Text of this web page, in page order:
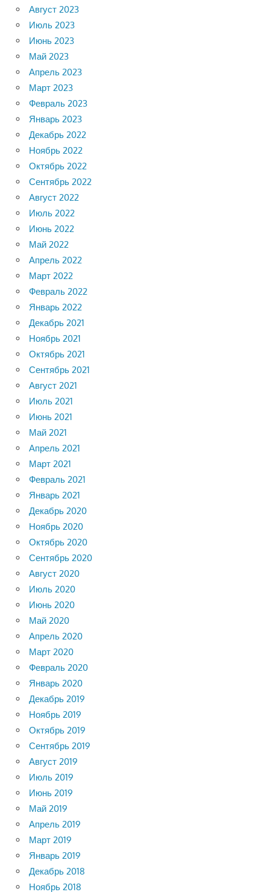
Август 2023
Июль 2023
Июнь 2023
Май 2023
Апрель 2023
Март 2023
Февраль 2023
Январь 2023
Декабрь 2022
Ноябрь 2022
Октябрь 2022
Сентябрь 2022
Август 2022
Июль 2022
Июнь 2022
Май 2022
Апрель 2022
Март 2022
Февраль 2022
Январь 2022
Декабрь 2021
Ноябрь 2021
Октябрь 2021
Сентябрь 2021
Август 2021
Июль 2021
Июнь 2021
Май 2021
Апрель 2021
Март 2021
Февраль 2021
Январь 2021
Декабрь 2020
Ноябрь 2020
Октябрь 2020
Сентябрь 2020
Август 2020
Июль 2020
Июнь 2020
Май 2020
Апрель 2020
Март 2020
Февраль 2020
Январь 2020
Декабрь 2019
Ноябрь 2019
Октябрь 2019
Сентябрь 2019
Август 2019
Июль 2019
Июнь 2019
Май 2019
Апрель 2019
Март 2019
Январь 2019
Декабрь 2018
Ноябрь 2018